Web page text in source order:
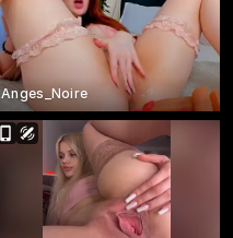
Anges_Noire